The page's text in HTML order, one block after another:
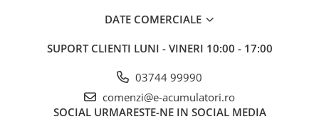
DATE COMERCIALE
SUPORT CLIENTI LUNI - VINERI 10:00 - 17:00
03744 99990
comenzi@e-acumulatori.ro
SOCIAL URMARESTE-NE IN SOCIAL MEDIA